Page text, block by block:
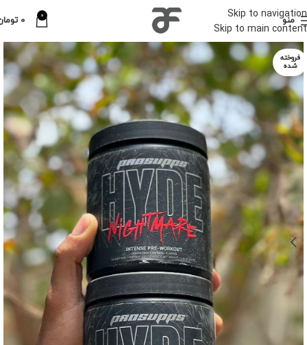
Skip to navigation
Skip to main content
منو 0
0
فروخته
شده